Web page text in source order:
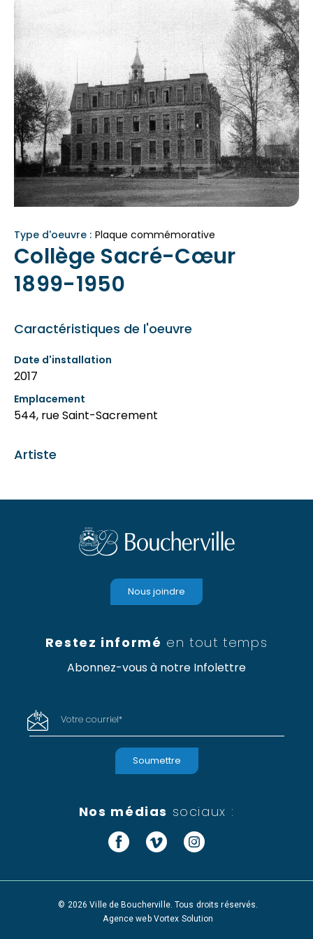
Type d'oeuvre : Plaque commémorative
Collège Sacré-Cœur
1899-1950
Caractéristiques de l'oeuvre
Date d'installation
2017
Emplacement
544, rue Saint-Sacrement
Artiste
Restez informé en tout temps
Abonnez-vous à notre Infolettre
Votre courriel*
Nous joindre
Nos médias sociaux :
Facebook
VimeoInstagram
© 2026 Ville de Boucherville. Tous droits réservés.
Agence web Vortex Solution